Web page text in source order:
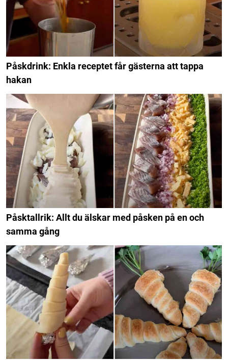
Påskdrink: Enkla receptet får gästerna att tappa
hakan
Påsktallrik: Allt du älskar med påsken på en och
samma gång